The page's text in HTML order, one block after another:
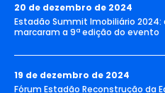
20 de dezembro de 2024
Estadão Summit Imobiliário
marcaram a 9ª edição do evento
19 de dezembro de 2024
Fórum Estadão Reconstrução da